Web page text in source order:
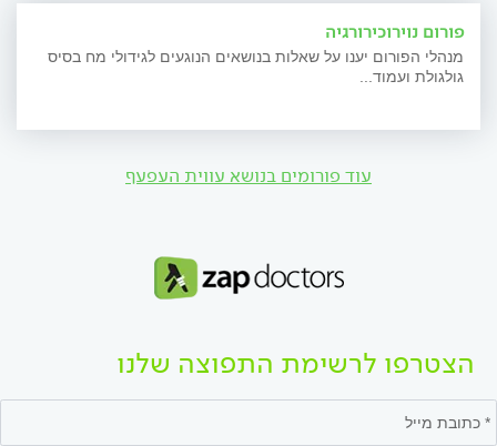
פורום נוירוכירורגיה
מנהלי הפורום יענו על שאלות בנושאים הנוגעים לגידולי מח בסיס
גולגולת ועמוד...
עוד פורומים בנושא עווית העפעף
הצטרפו לרשימת התפוצה שלנו